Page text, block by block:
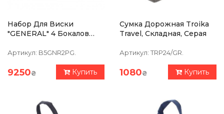
Набор Для Виски
"GENERAL" 4 Бокалов
Хрусталь С Платиной,
Серебра
Артикул: B5GNR2PG.
9250₴ Купить
Сумка Дорожная Troika
Travel, Складная, Серая
Артикул: TRP24/GR.
1080₴ Купить